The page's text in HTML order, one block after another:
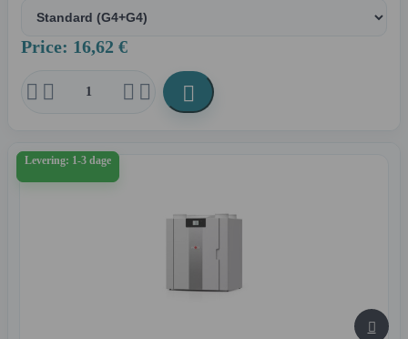
Price: 16,62 €
    
Levering: 1-3 dage
